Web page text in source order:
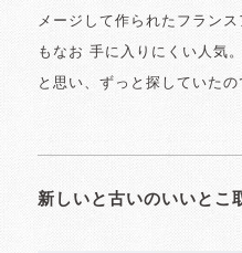
メージして作られたフラン
もなお 手に入りにくい人気
と思い、ずっと探していたの
新しいと古いのいいとこ